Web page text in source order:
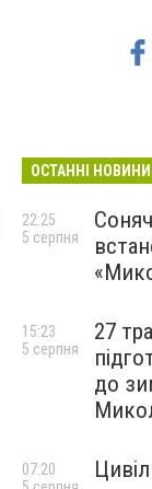
ОСТАННІ НОВИНИ
22:25
5 серпня
27
до
15:23
5 серпня
07:20